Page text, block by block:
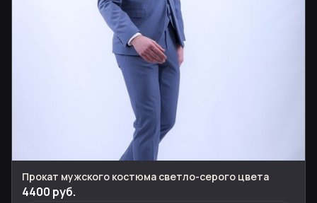
Прокат мужского костюма светло-серого цвета
4400 руб.